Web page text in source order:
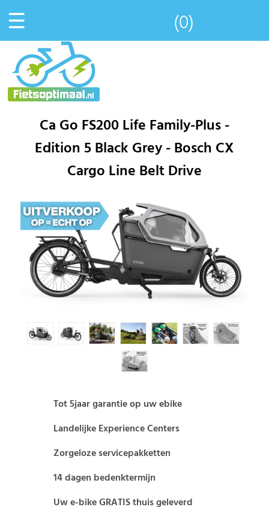
☰ (0)
Ca Go FS200 Life Family-Plus -
Edition 5 Black Grey - Bosch CX
Cargo Line Belt Drive
Tot 5jaar garantie op uw ebike
Landelijke Experience Centers
Zorgeloze servicepakketten
14 dagen bedenktermijn
Uw e-bike GRATIS thuis geleverd